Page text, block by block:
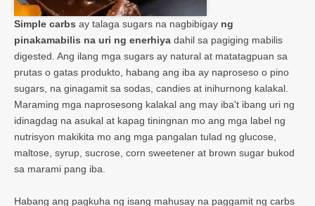
Simple carbs ay talaga sugars na nagbibigay ng
pinakamabilis na uri ng enerhiya dahil sa pagiging mabilis
digested. Ang ilang mga sugars ay natural at matatagpuan sa
prutas o gatas produkto, habang ang iba ay naproseso o pino
sugars, na ginagamit sa sodas, candies at inihurnong kalakal.
Maraming mga naprosesong kalakal ang may iba't ibang uri ng
idinagdag na asukal at kapag tiningnan mo ang mga label ng
nutrisyon makikita mo ang mga pangalan tulad ng glucose,
maltose, syrup, sucrose, corn sweetener at brown sugar bukod
sa marami pang iba.
Habang ang pagkuha ng isang mahusay na paggamit ng carbs